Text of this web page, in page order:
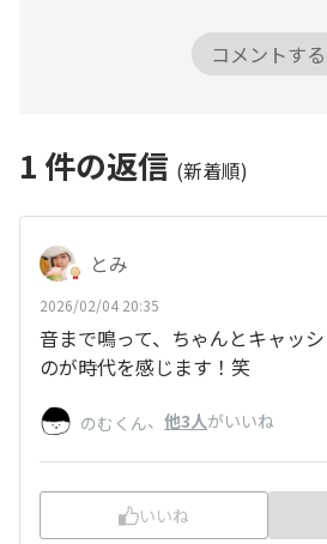
コメントする
1 件の返信 (新着順)
とみ
2026/02/04 20:35
音まで鳴って、ちゃんとキャッ
のが時代を感じます！笑
のむくん、 他3人がいいね
いいね